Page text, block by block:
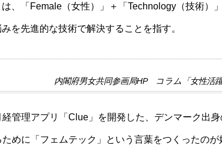
は、「Female（女性）」＋「Technology（技術）
を先進的な技術で解決することを指す。
内閣府男女共同参画局HP コラム「女性活
管理アプリ「Clue」を開発した、デンマーク出
めに「フェムテック」という言葉をつくったのが